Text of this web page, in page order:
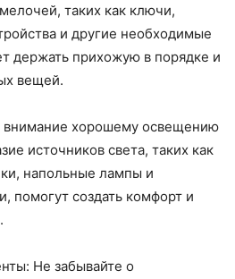
таких как ключи,
и другие необходимые
держать прихожую в порядке и
вещей.
внимание хорошему освещению
источников света, таких как
напольные лампы и
помогут создать комфорт и
Не забывайте о